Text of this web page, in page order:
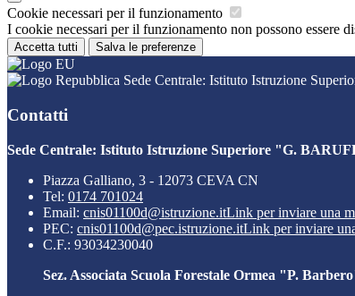
Cookie necessari per il funzionamento
I cookie necessari per il funzionamento non possono essere
Accetta tutti Salva le preferenze
Sede Centrale: Istituto Istruzione
Contatti
Sede Centrale: Istituto Istruzione Superiore "G.
Piazza Galliano, 3 - 12073 CEVA CN
Tel: 0174 701024
Email: cnis01100d@istruzione.itLink per inviare una
PEC: cnis01100d@pec.istruzione.itLink per inviare
C.F.: 93034230040
Sez. Associata Scuola Forestale Ormea "P.